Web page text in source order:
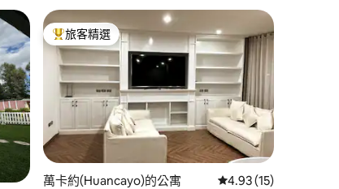
旅客精選榜首
旅客精選
萬卡約(Huancayo)的公寓 從 15 則評價中獲得
4.93 (15)